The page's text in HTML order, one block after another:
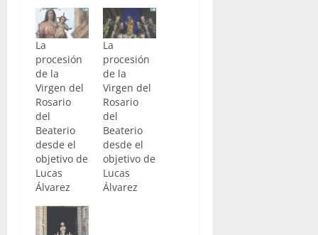
La
procesión
de la
Virgen del
Rosario
del
Beaterio
desde el
objetivo de
Lucas
Álvarez
La
procesión
de la
Virgen del
Rosario
del
Beaterio
desde el
objetivo de
Lucas
Álvarez